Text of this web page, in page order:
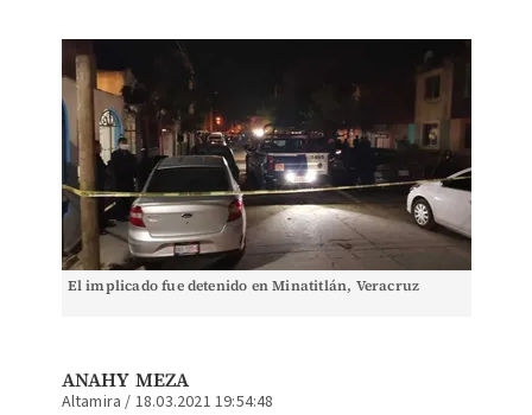
El implicado fue detenido en Minatitlán, Veracruz
ANAHY MEZA
Altamira / 18.03.2021 19:54:48